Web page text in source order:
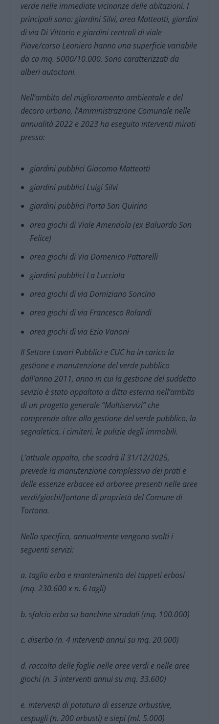
verde nelle immediate vicinanze delle abitazioni. I
principali sono: giardini Silvi, area Matteotti, giardini
di via Di Vittorio e giardini centrali di viale
Piave/corso Leoniero hanno una superficie variabile
da ca mq. 5000/10.000. Sono caratterizzati da
alberi autoctoni.
Nell’ambito del miglioramento ambientale e del
decoro urbano, l’Amministrazione Comunale nelle
annualità 2022 e 2023 ha eseguito interventi mirati
presso:
giardini pubblici Giacomo Matteotti
giardini pubblici Luigi Silvi
giardini pubblici Porta San Quirino
area giochi di Viale Amendola (ex Baluardo San
Felice)
area giochi di Via Domenico Pattarelli
giardini pubblici La Lucciola
area giochi di via Domiziano Soncino
area giochi di via Francesco Rolandi
area giochi di via Ezio Vanoni
Il Settore Lavori Pubblici e CUC ha in carico la
gestione e manutenzione del verde pubblico
dall’anno 2011, anno in cui la gestione del suddetto
sevizio è stato appaltato a ditta esterna nell’ambito
di un progetto generale “Multiservizi” che
comprende oltre alla gestione del verde pubblico, la
segnaletica, i cimiteri, le pulizie degli immobili.
L’attuale appalto, che scadrà il 31/12/2025,
prevede la manutenzione complessiva dei prati e
delle essenze erbacee ed arboree presenti nelle aree
verdi/giochi/fontane di proprietà del Comune di
Tortona.
Nello specifico, annualmente vengono svolti i
seguenti servizi:
a. taglio erba e mantenimento dei tappeti erbosi
(mq. 230.600 x n. 6 tagli)
b. sfalcio erba su banchine stradali (mq. 100.000)
c. diserbo (n. 4 interventi annui su mq. 20.000)
d. raccolta delle foglie nelle aree verdi e nelle aree
giochi (n. 3 interventi annui su mq. 33.600)
e. interventi di potatura di essenze arbustive,
cespugli (n. 200 arbusti) e siepi (ml. 5.000)